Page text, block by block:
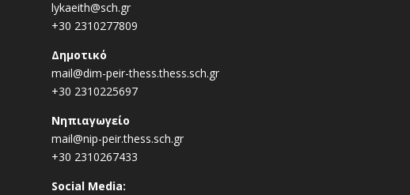
lykaeith@sch.gr
+30 2310277809
Δημοτικό
mail@dim-peir-thess.thess.sch.gr
+30 2310225697
Νηπιαγωγείο
mail@nip-peir.thess.sch.gr
+30 2310267433
Social Media: